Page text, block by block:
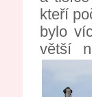
kteří
bylo
větší